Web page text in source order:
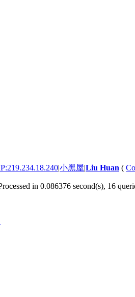
|小黑屋|Liu Huan (
in 0.086376 second(s), 16